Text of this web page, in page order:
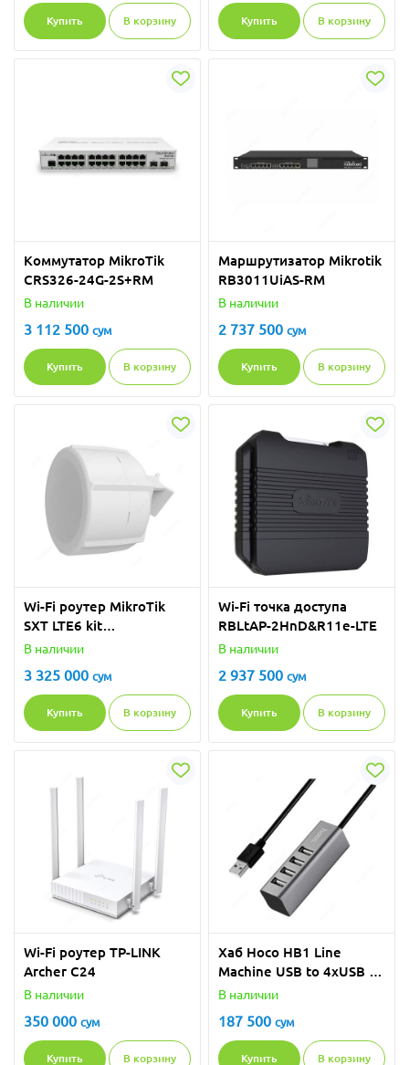
Купить В корзину Купить В корзину
Коммутатор MikroTik
CRS326-24G-2S+RM
В наличии
3 112 500 сум
Купить В корзину
Маршрутизатор Mikrotik
RB3011UiAS-RM
В наличии
2 737 500 сум
Купить В корзину
Wi-Fi роутер MikroTik
SXT LTE6 kit
(RBSXTR&R11e-LTE6)
В наличии
3 325 000 сум
Купить В корзину
Wi-Fi точка доступа
RBLtAP-2HnD&R11e-LTE
В наличии
2 937 500 сум
Купить В корзину
Wi-Fi роутер TP-LINK
Archer C24
В наличии
350 000 сум
Купить В корзину
Хаб Hoco HB1 Line
Machine USB to 4xUSB -
Tarnish
В наличии
187 500 сум
Купить В корзину